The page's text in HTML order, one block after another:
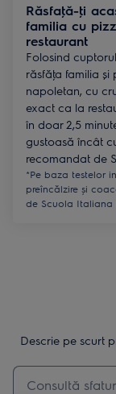
Răsfaţă-ţi
familia cu
restaurant
Folosind
răsfăţa familia și
napoletan, cu
exact ca la
în doar 2,5
gustoasă încât
recomandat de
*Pe baza testelor
preîncălzire și
de Scuola Italiana
Descrie pe scurt
Type to search for